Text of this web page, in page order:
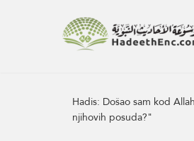
Hadis: Došao sam kod
njihovih posuda?"